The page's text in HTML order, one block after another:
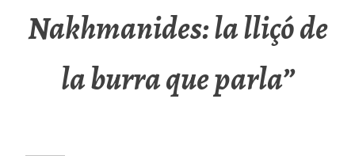
Nakhmanides: la lliçó de
la burra que parla”